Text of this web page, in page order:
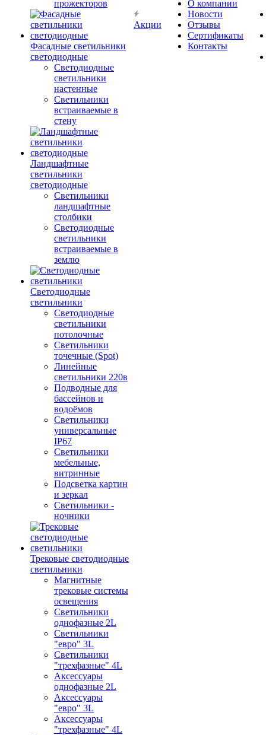
прожекторов
Фасадные светильники
светодиодные
Светодиодные
светильники
настенные
Светильники
встраиваемые в
стену
Ландшафтные
светильники
светодиодные
Светильники
ландшафтные
столбики
Светодиодные
светильники
встраиваемые в
землю
Светодиодные
светильники
Светодиодные
светильники
потолочные
Светильники
точечные (Spot)
Линейные
светильники 220в
Подводные для
бассейнов и
водоёмов
Светильники
универсальные
IP67
Светильники
мебельные,
витринные
Подсветка картин
и зеркал
Светильники -
ночники
Трековые светодиодные
светильники
Магнитные
трековые системы
освещения
Светильники
однофазные 2L
Светильники
"евро" 3L
Светильники
"трехфазные" 4L
Аксессуары
однофазные 2L
Аксессуары
"евро" 3L
Аксессуары
"трехфазные" 4L
Акции
О компании
Новости
Отзывы
Сертификаты
Контакты